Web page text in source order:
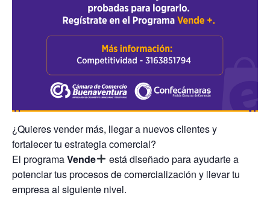
¿Quieres vender más, llegar a nuevos clientes y
fortalecer tu estrategia comercial?
El programaVende
está diseñado para ayudarte a
potenciar tus procesos de comercialización y llevar tu
empresa al siguiente nivel.